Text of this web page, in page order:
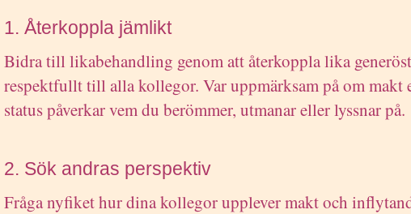
1. Återkoppla jämlikt
Bidra till likabehandling genom att återkoppla lika
respektfullt till alla kollegor. Var uppmärksam på om makt
status påverkar vem du berömmer, utmanar eller lyssnar på.
2. Sök andras perspektiv
Fråga nyfiket hur dina kollegor upplever makt och